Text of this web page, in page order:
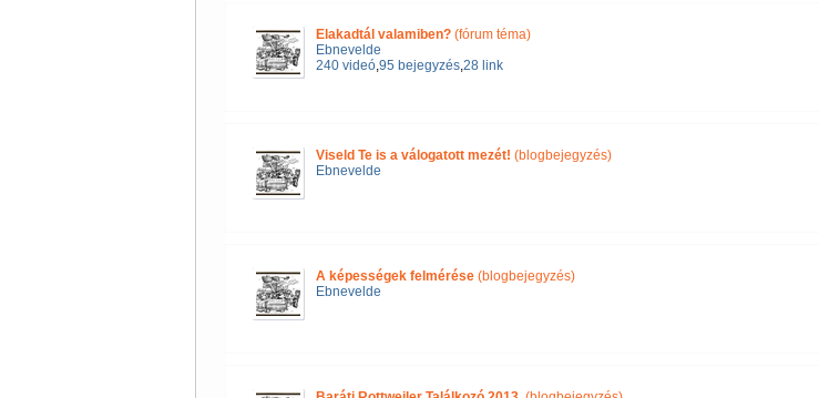
Elakadtál valamiben? (fórum téma)
Ebnevelde
240 videó,95 bejegyzés,28 link
Viseld Te is a válogatott mezét! (blogbejegyzés)
Ebnevelde
A képességek felmérése(blogbejegyzés)
Ebnevelde